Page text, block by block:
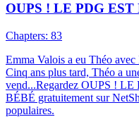
OUPS ! LE PDG
Chapters: 83
Emma Valois a eu Théo
Cinq ans plus tard, Théo a
vend...Regardez OUPS !
BÉBÉ gratuitement sur
populaires.